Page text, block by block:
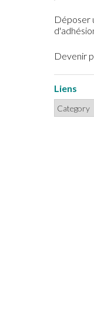
Déposer
Devenir
Liens